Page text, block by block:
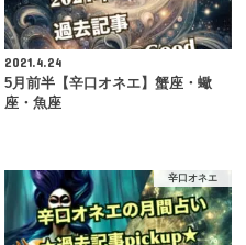
2021.4.24
5月前半【辛口オネエ】蟹座・蠍
座・魚座
辛口オネエ